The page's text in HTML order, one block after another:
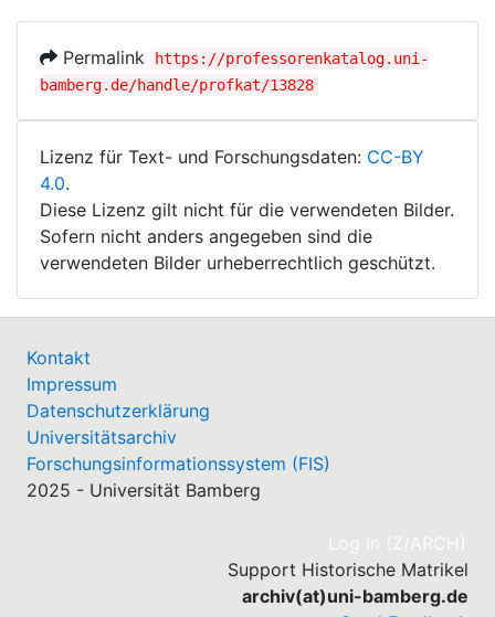
Permalink
https://professorenkatalog.uni-
bamberg.de/handle/profkat/13828
Lizenz für Text- und Forschungsdaten: CC-BY
4.0.
Diese Lizenz gilt nicht für die verwendeten Bilder.
Sofern nicht anders angegeben sind die
verwendeten Bilder urheberrechtlich geschützt.
Kontakt
Impressum
Datenschutzerklärung
Universitätsarchiv
Forschungsinformationssystem (FIS)
2025 - Universität Bamberg
Log In (Z/ARCH)
Support Historische Matrikel
archiv(at)uni-bamberg.de